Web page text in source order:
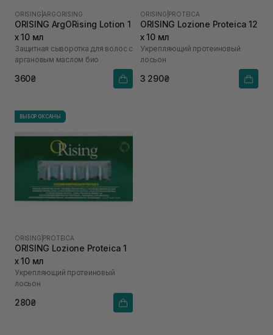
ORISING ARGORISING
ORISING ArgORising Lotion 1
х 10 мл
Защитная сыворотка для волос с
аргановым маслом био
360₴
ORISING PROTEICA
ORISING Lozione Proteica 12
х 10 мл
Укрепляющий протеиновый
лосьон
3 290₴
ВЫБОР ОКСАНЫ
ORISING PROTEICA
ORISING Lozione Proteica 1
х 10 мл
Укрепляющий протеиновый
лосьон
280₴